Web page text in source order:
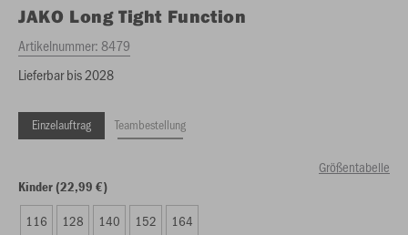
JAKO Long Tight Function
Artikelnummer:8479
Lieferbar bis 2028
Einzelauftrag Teambestellung
Größentabelle
Kinder (22,99 €)
116 128 140 152 164